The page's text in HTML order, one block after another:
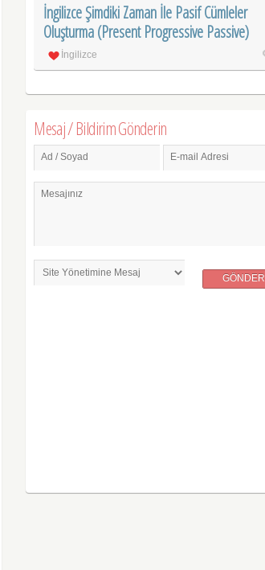
İngilizce Şimdiki Zaman İle Pasif Cümleler
Oluşturma (Present Progressive Passive)
İngilizce
Mesaj / Bildirim Gönderin
Ad / Soyad E-mail Adresi
Mesajınız
GÖNDER